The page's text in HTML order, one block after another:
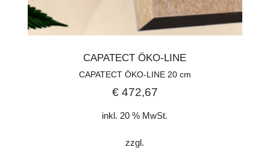
CAPATECT ÖKO-LINE
CAPATECT ÖKO-LINE 20 cm
€472,67
inkl. 20 % MwSt.
zzgl.